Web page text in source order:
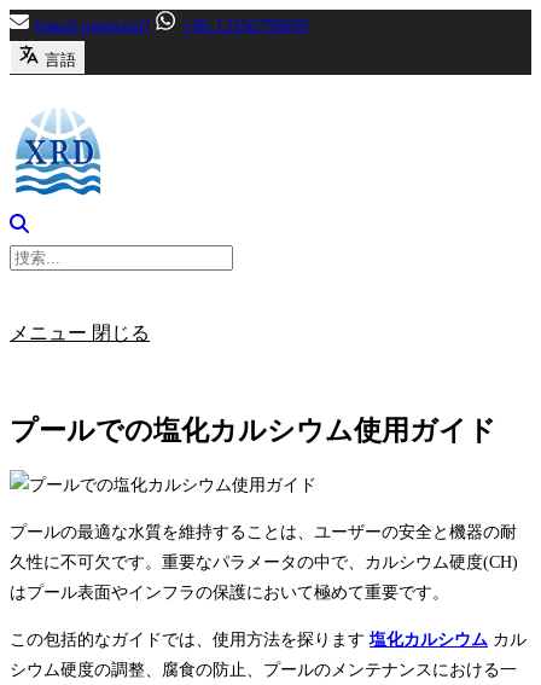
内
容
キ
ッ
[email protected]
+86-13356799699
言語
メニュー 閉じる
プールでの塩化カルシウム使用ガイド
プールの最適な水質を維持することは、ユーザーの安全と機器の耐
久性に不可欠です。重要なパラメータの中で、カルシウム硬度(CH)
はプール表面やインフラの保護において極めて重要です。
この包括的なガイドでは、使用方法を探ります 塩化カルシウム カル
シウム硬度の調整、腐食の防止、プールのメンテナンスにおける一